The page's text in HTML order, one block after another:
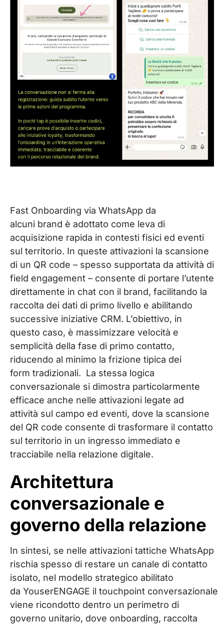
Fast Onboarding via WhatsApp da
alcuni brand è adottato come leva di
acquisizione rapida in contesti fisici ed eventi
sul territorio. In queste attivazioni la scansione
di un QR code – spesso supportata da attività di
field engagement – consente di portare l’utente
direttamente in chat con il brand, facilitando la
raccolta dei dati di primo livello e abilitando
successive iniziative CRM. L’obiettivo, in
questo caso, è massimizzare velocità e
semplicità della fase di primo contatto,
riducendo al minimo la frizione tipica dei
form tradizionali. La stessa logica
conversazionale si dimostra particolarmente
efficace anche nelle attivazioni legate ad
attività sul campo ed eventi, dove la scansione
del QR code consente di trasformare il contatto
sul territorio in un ingresso immediato e
tracciabile nella relazione digitale.
Architettura
conversazionale e
governo della relazione
In sintesi, se nelle attivazioni tattiche WhatsApp
rischia spesso di restare un canale di contatto
isolato, nel modello strategico abilitato
da YouserENGAGE il touchpoint conversazionale
viene ricondotto dentro un perimetro di
governo unitario, dove onboarding, raccolta